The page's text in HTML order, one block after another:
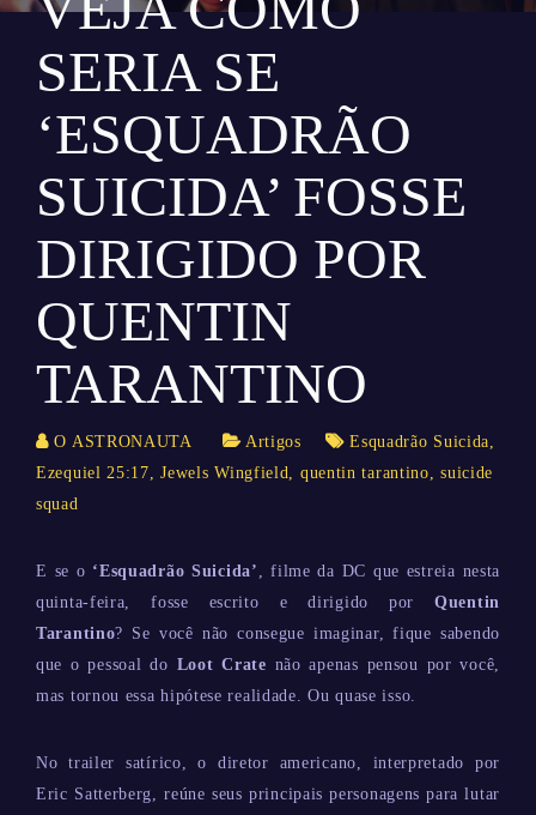
SERIA SE
‘ESQUADRÃO
SUICIDA’ FOSSE
DIRIGIDO POR
QUENTIN
TARANTINO
O ASTRONAUTA Artigos Esquadrão Suicida,
Ezequiel 25:17,Jewels Wingfield, quentin tarantino,suicide
squad
E se o ‘Esquadrão Suicida’ , filme da DC que estreia nesta
quinta-feira, fosse escrito e dirigido porQuentin
Tarantino? Se você não consegue imaginar, fique sabendo
que o pessoal do Loot Crate não apenas pensou por você,
mas tornou essa hipótese realidade. Ou quase isso.
No trailer satírico, o diretor americano, interpretado por
Eric Satterberg, reúne seus principais personagens para lutar